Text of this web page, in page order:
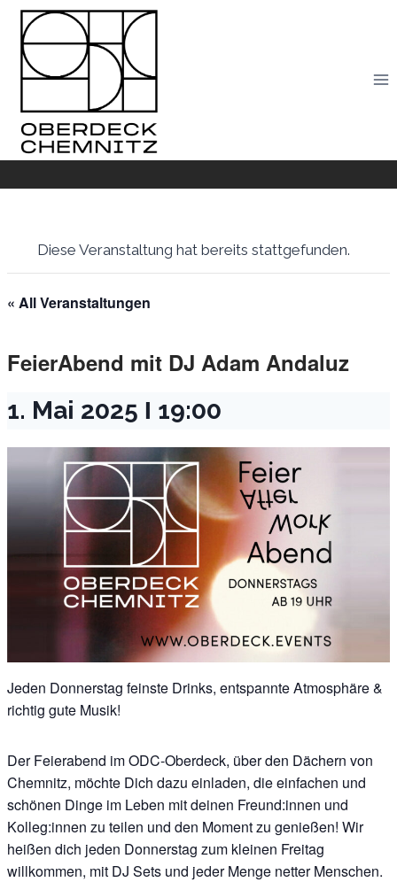
Skip
content
Diese Veranstaltung hat bereits stattgefunden.
« All Veranstaltungen
FeierAbend mit DJ Adam Andaluz
1. Mai 2025 Ι 19:00
Jeden Donnerstag feinste Drinks, entspannte Atmosphäre &
richtig gute Musik!
Der Feierabend im ODC-Oberdeck, über den Dächern von
Chemnitz, möchte Dich dazu einladen, die einfachen und
schönen Dinge im Leben mit deinen Freund:innen und
Kolleg:innen zu teilen und den Moment zu genießen! Wir
heißen dich jeden Donnerstag zum kleinen Freitag
willkommen, mit DJ Sets und jeder Menge netter Menschen.